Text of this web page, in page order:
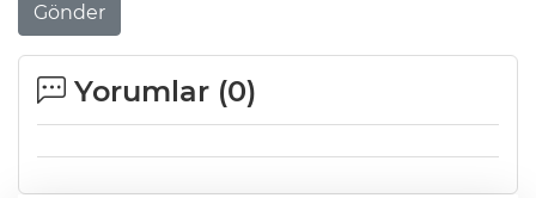
Gönder
Yorumlar (0)